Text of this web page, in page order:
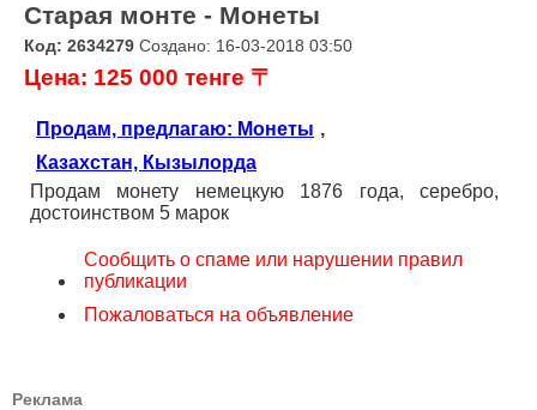
Старая монте - Монеты
Код: 2634279 Создано: 16-03-2018 03:50
Цена: 125 000 тенге 〒
Продам, предлагаю: Монеты ,
Казахстан, Кызылорда
Продам монету немецкую 1876 года, серебро,
достоинством 5 марок
Сообщить о спаме или нарушении правил
публикации
Пожаловаться на объявление
Реклама